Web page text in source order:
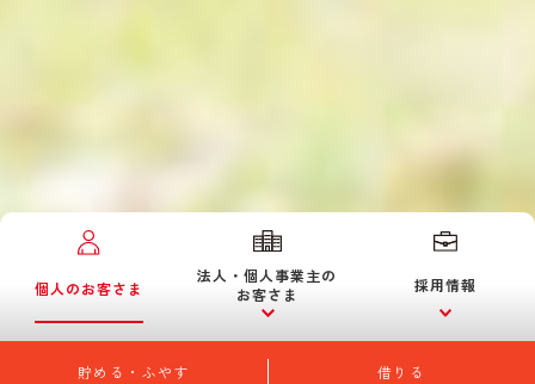
個人のお客さま
法人・個人事業主の
お客さま
採用情報
貯める・ふやす 借りる